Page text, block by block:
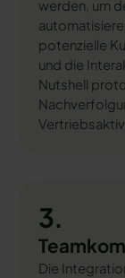
werden, um
potenzielle
und die
Nutshell
3.
Die